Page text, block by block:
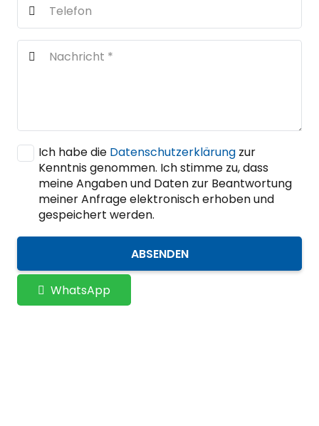
Ich habe die Datenschutzerklärung zur
Kenntnis genommen. Ich stimme zu, dass
meine Angaben und Daten zur Beantwortung
meiner Anfrage elektronisch erhoben und
gespeichert werden.
ABSENDEN
WhatsApp